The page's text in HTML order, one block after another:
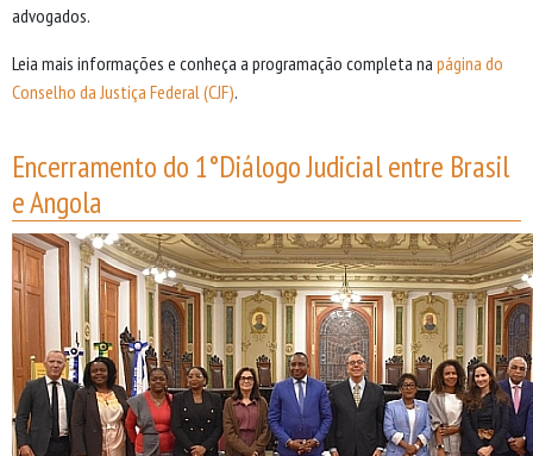
advogados.
Leia mais informações e conheça a programação completa na página do
Conselho da Justiça Federal (CJF).
Encerramento do 1°Diálogo Judicial entre Brasil
e Angola